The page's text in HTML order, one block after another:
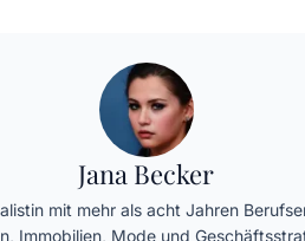
Jana Becker
mit mehr als acht Jahren
Immobilien, Mode und